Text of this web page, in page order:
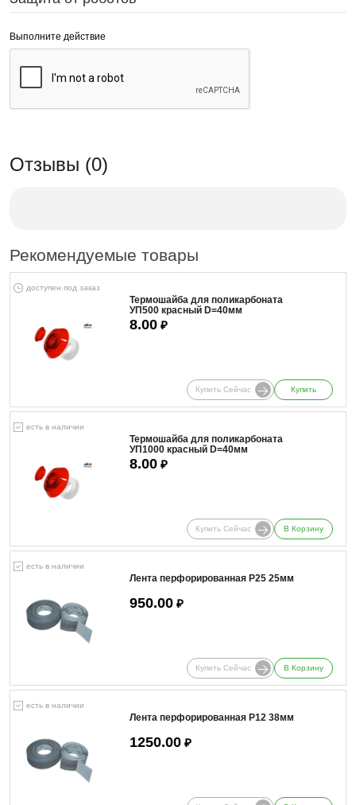
Выполните действие
Отзывы (0)
Рекомендуемые товары
доступен под заказ
Термошайба для поликарбоната
УП500 красный D=40мм
8.00 ₽
Купить Сейчас Купить
есть в наличии
Термошайба для поликарбоната
УП1000 красный D=40мм
8.00 ₽
Купить Сейчас В Корзину
есть в наличии
Лента перфорированная Р25 25мм
950.00 ₽
Купить Сейчас В Корзину
есть в наличии
Лента перфорированная Р12 38мм
1250.00 ₽